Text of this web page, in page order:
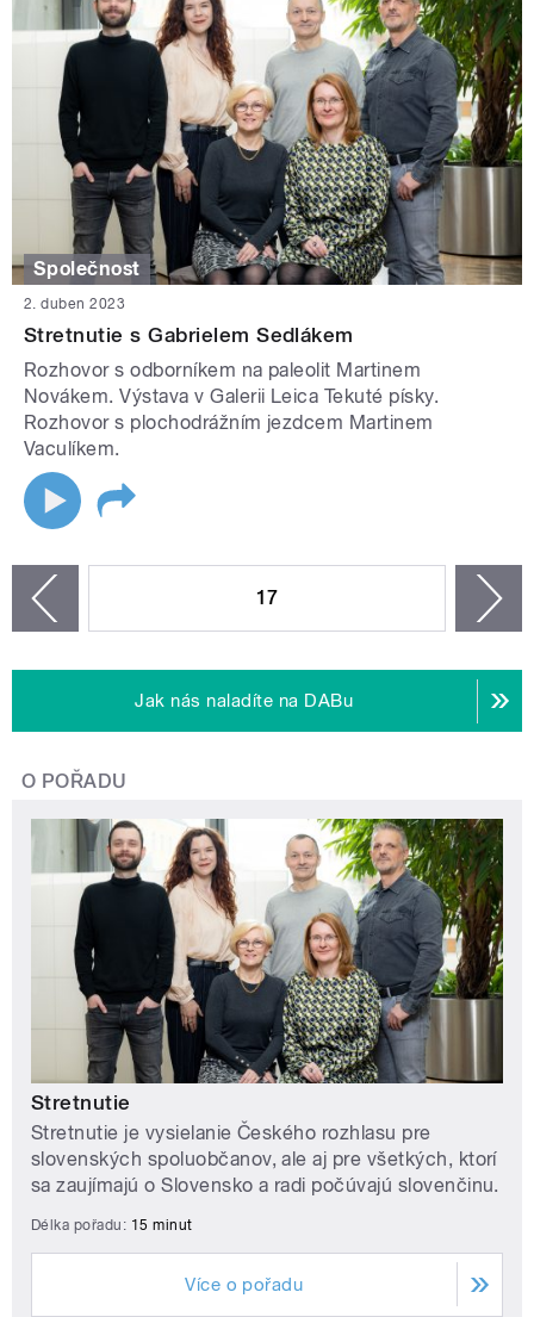
Společnost
2. duben 2023
Stretnutie s Gabrielem Sedlákem
Rozhovor s odborníkem na paleolit Martinem
Novákem. Výstava v Galerii Leica Tekuté písky.
Rozhovor s plochodrážním jezdcem Martinem
Vaculíkem.
17
Jak nás naladíte na DABu
O POŘADU
Stretnutie
Stretnutie je vysielanie Českého rozhlasu pre
slovenských spoluobčanov, ale aj pre všetkých, ktorí
sa zaujímajú o Slovensko a radi počúvajú slovenčinu.
Délka pořadu: 15 minut
Více o pořadu